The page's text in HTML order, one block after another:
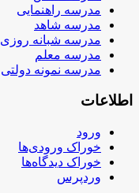
مدرسه راهنمایی
مدرسه شاهد
مدرسه شبانه روزی
مدرسه معلم
مدرسه نمونه دولتی
اطلاعات
ورود
خوراک ورودی‌ها
خوراک دیدگاه‌ها
وردپرس